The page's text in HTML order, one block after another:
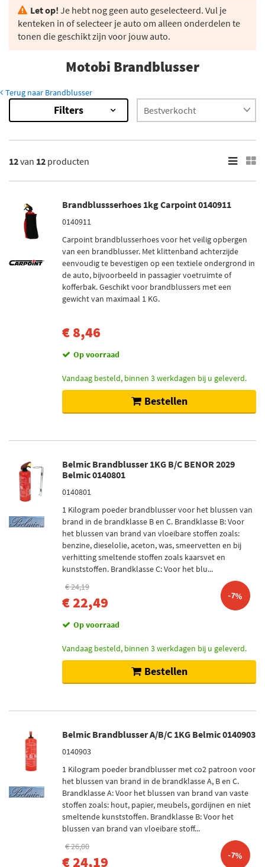
Let op! Je hebt nog geen auto geselecteerd. Vul je
kenteken in of selecteer je auto om alleen onderdelen te
tonen die geschikt zijn voor jouw auto.
Motobi Brandblusser
Terug naar Brandblusser
Resultaten
×
Carpoint (1)
Belmic (7)
Voorraad
Op voorraad (10)
Niet op voorraad (2)
Filters
12van 12 producten
Brandblussserhoes 1kg Carpoint 0140911
0140911
Carpoint brandblusserhoes voor het veilig opbergen
van een brandblusser. Met klittenband achterzijde
eenvoudig te bevestigen op een textiele ondergrond in
de auto, bijvoorbeeld in passagier voetruimte of
kofferbak. Geschikt voor brandblussers met een
gewicht van maximaal 1 KG.
€ 8,46
Op voorraad
Vandaag besteld, binnen 3 werkdagen bij u geleverd.
Bestellen
Belmic Brandblusser 1KG B/C BENOR 2029
Belmic 0140801
0140801
1 Kilogram poeder brandblusser voor het blussen van
brand in de brandklasse B en C. Brandklasse B: Voor
het blussen van brand van vloeibare stoffen zoals:
benzine, dieselolie, aceton, was, smeervetten en bij
verhitting smeltende stoffen zoals kaarsvet en
kunststoffen. Brandklasse C: Voor het blu...
€ 24,19
€ 22,49 -7%
Op voorraad
Vandaag besteld, binnen 3 werkdagen bij u geleverd.
Bestellen
Belmic Brandblusser A/B/C 1KG Belmic 0140903
0140903
1 Kilogram poeder brandblusser met co2 patroon voor
het blussen van brand in de brandklasse A, B en C.
Brandklasse A: Voor het blussen van brand van vaste
stoffen zoals: hout, papier, meubels, gordijnen en niet
smeltende kunststoffen. Brandklasse B: Voor het
blussen van brand van vloeibare stoff...
€ 26,00
€ 24,19 -7%